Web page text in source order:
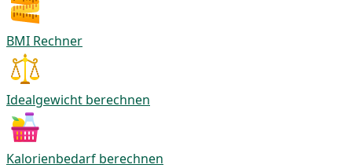
BMI Rechner
Idealgewicht berechnen
Kalorienbedarf berechnen